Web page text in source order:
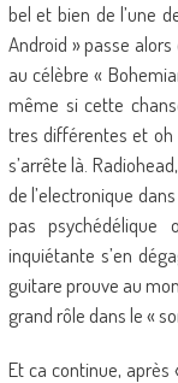
bel et bien de l’une
Android » passe
au célèbre «
même si cette
tres différentes et oh
s’arrête là.
de l’electronique
pas psychédélique
inquiétante s’en
guitare prouve au
grand rôle dans le «
Et ca continue, après